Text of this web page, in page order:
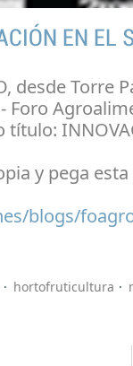
EN EL
desde Torre
Foro
y pega
blogs/
hortofruticultura